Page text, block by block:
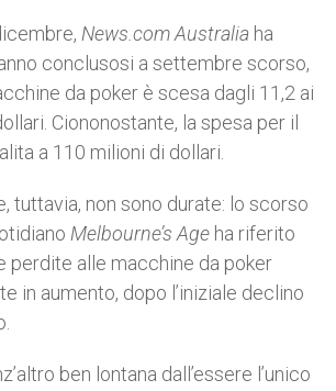
News.com Australia ha
conclusosi a settembre scorso,
da poker è scesa dagli 11,2 ai
Ciononostante, la spesa per il
a 110 milioni di dollari.
tuttavia, non sono durate: lo scorso
Melbourne’s Age ha riferito
perdite alle macchine da poker
in aumento, dopo l’iniziale declino
ben lontana dall’essere l’unico